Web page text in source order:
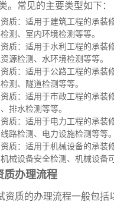
。常见的主要类型如下：
质：适用于建筑工程的承装
测、室内环境检测等等。
质：适用于水利工程的承装
源检测、水环境检测等等。
质：适用于公路工程的承装
测、隧道检测等等。
质：适用于市政工程的承装
排水检测等等。
质：适用于电力工程的承装
路检测、电力设施检测等等。
质：适用于机械设备的承装
械设备安全检测、机械设备
质办理流程
资质的办理流程一般包括